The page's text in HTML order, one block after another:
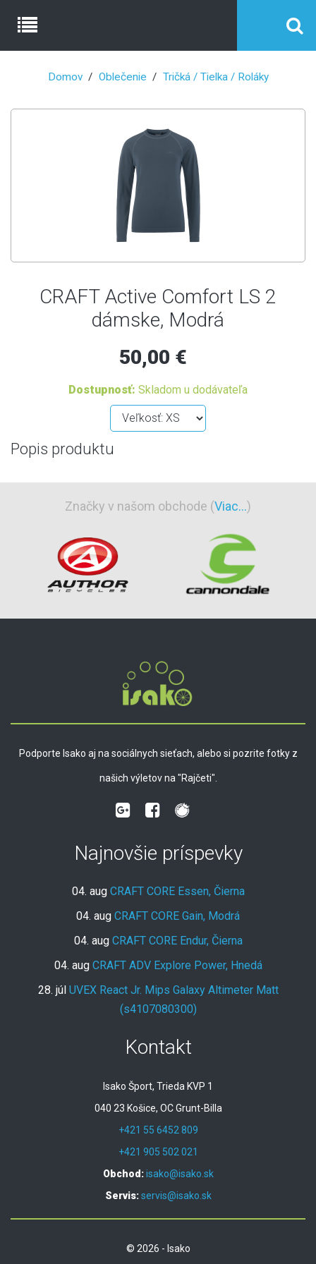
Domov Oblečenie Tričká / Tielka / Roláky
CRAFT Active Comfort LS 2
dámske, Modrá
50,00 €
Dostupnosť: Skladom u dodávateľa
Popis produktu
Značky v našom obchode (Viac...)
Podporte Isako aj na sociálnych sieťach, alebo si pozrite fotky z
našich výletov na "Rajčeti".
Najnovšie príspevky
04. aug CRAFT CORE Essen, Čierna
04. aug CRAFT CORE Gain, Modrá
04. aug CRAFT CORE Endur, Čierna
04. aug CRAFT ADV Explore Power, Hnedá
28. júl UVEX React Jr. Mips Galaxy Altimeter Matt
(s4107080300)
Kontakt
Isako Šport, Trieda KVP 1
040 23 Košice, OC Grunt-Billa
+421 55 6452 809
+421 905 502 021
Obchod:isako@isako.sk
Servis:servis@isako.sk
© 2026 - Isako